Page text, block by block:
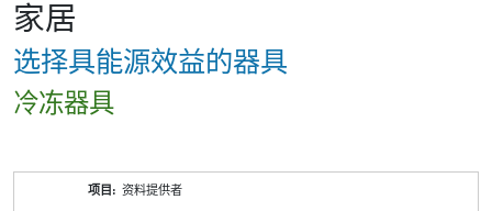
家居
选择具能源效益的器具
冷冻器具
资料提供者